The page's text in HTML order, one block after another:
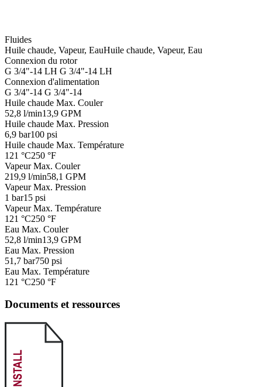
Fluides
Huile chaude, Vapeur, EauHuile chaude, Vapeur, Eau
Connexion du rotor
G 3/4"-14 LH G 3/4"-14 LH
Connexion d'alimentation
G 3/4"-14 G 3/4"-14
Huile chaude Max. Couler
52,8 l/min13,9 GPM
Huile chaude Max. Pression
6,9 bar100 psi
Huile chaude Max. Température
121 °C250 °F
Vapeur Max. Couler
219,9 l/min58,1 GPM
Vapeur Max. Pression
1 bar15 psi
Vapeur Max. Température
121 °C250 °F
Eau Max. Couler
52,8 l/min13,9 GPM
Eau Max. Pression
51,7 bar750 psi
Eau Max. Température
121 °C250 °F
Documents et ressources